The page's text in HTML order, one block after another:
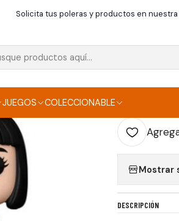
JUEGOS COLECCIONABLE
Solicita tus poleras y productos en nuestra
Inicio Funko Funko pop - Shang-chi -
FUNKO
Cantidad
Mostrar
DESCRIPCIÓN